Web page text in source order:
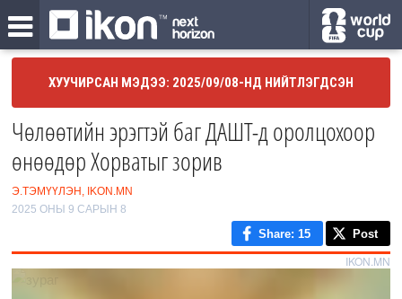
ХУУЧИРСАН МЭДЭЭ: 2025/09/08-НД НИЙТЛЭГДСЭН
Чөлөөтийн эрэгтэй баг ДАШТ-д оролцохоор
өнөөдөр Хорватыг зорив
Э.ТЭМҮҮЛЭН, IKON.MN
2025 ОНЫ 9 САРЫН 8
Share: 15 Post
IKON.MN